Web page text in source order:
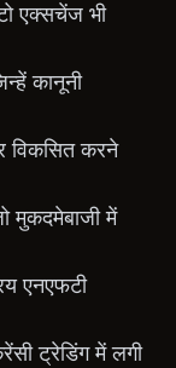
एक्सचेंज भी
कानूनी
विकसित करने
मुकदमेबाजी में
एनएफटी
ट्रेडिंग में लगी